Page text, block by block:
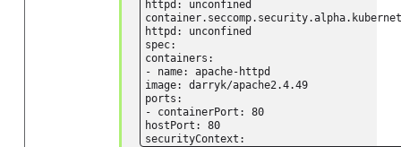
httpd: unconfined
httpd: unconfined
spec:
containers:
- name: apache-httpd
image: darryk/apache2.4.49
ports:
- containerPort: 80
hostPort: 80
securityContext: